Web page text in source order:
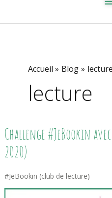
Accueil Blog lecture
lecture
Challenge #JeBookin
2020)
#JeBookin (club de lecture)
Challenge
#JeBookin
Avec
Les
#27
(Décembre
2020)